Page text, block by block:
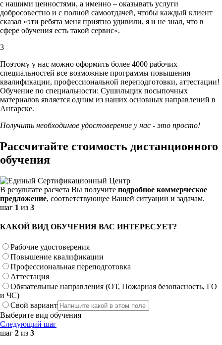
с нашими ценностями, а именно – оказывать услуги
добросовестно и с полной самоотдачей, чтобы каждый клиент
сказал «эти ребята меня приятно удивили, я и не знал, что в
сфере обучения есть такой сервис».
3
Поэтому у нас можно оформить более 4000 рабочих
специальностей все возможные программы повышения
квалификации, профессиональной переподготовки, аттестации!
Обучение по специальности: Сушильщик посыпочных
материалов является одним из наших основных направлений в
Ангарске.
Получить необходимое удостоверение у нас - это просто!
Рассчитайте стоимость дистанционного
обучения
В результате расчета Вы получите подробное коммерческое
предложение, соответствующее Вашей ситуации и задачам.
шаг 1 из 3
КАКОЙ ВИД ОБУЧЕНИЯ ВАС ИНТЕРЕСУЕТ?
Рабочие удостоверения
Повышение квалификации
Профессиональная переподготовка
Аттестация
Обязательные направления (ОТ, Пожарная безопасность, ГО
и ЧС)
Свой вариант
Выберите вид обучения
Следующий шаг
шаг 2 из 3